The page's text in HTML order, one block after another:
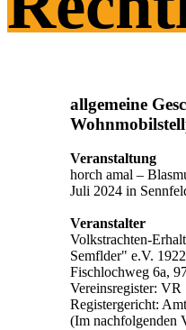
allgemeine
Veranstaltung
horch amal –
Juli 2024 in
Veranstalter
Volkstrachten-
Semflder" e.V. 1922
Fischlochweg 6a,
Vereinsregister: VR
Registergericht:
(Im nachfolgenden